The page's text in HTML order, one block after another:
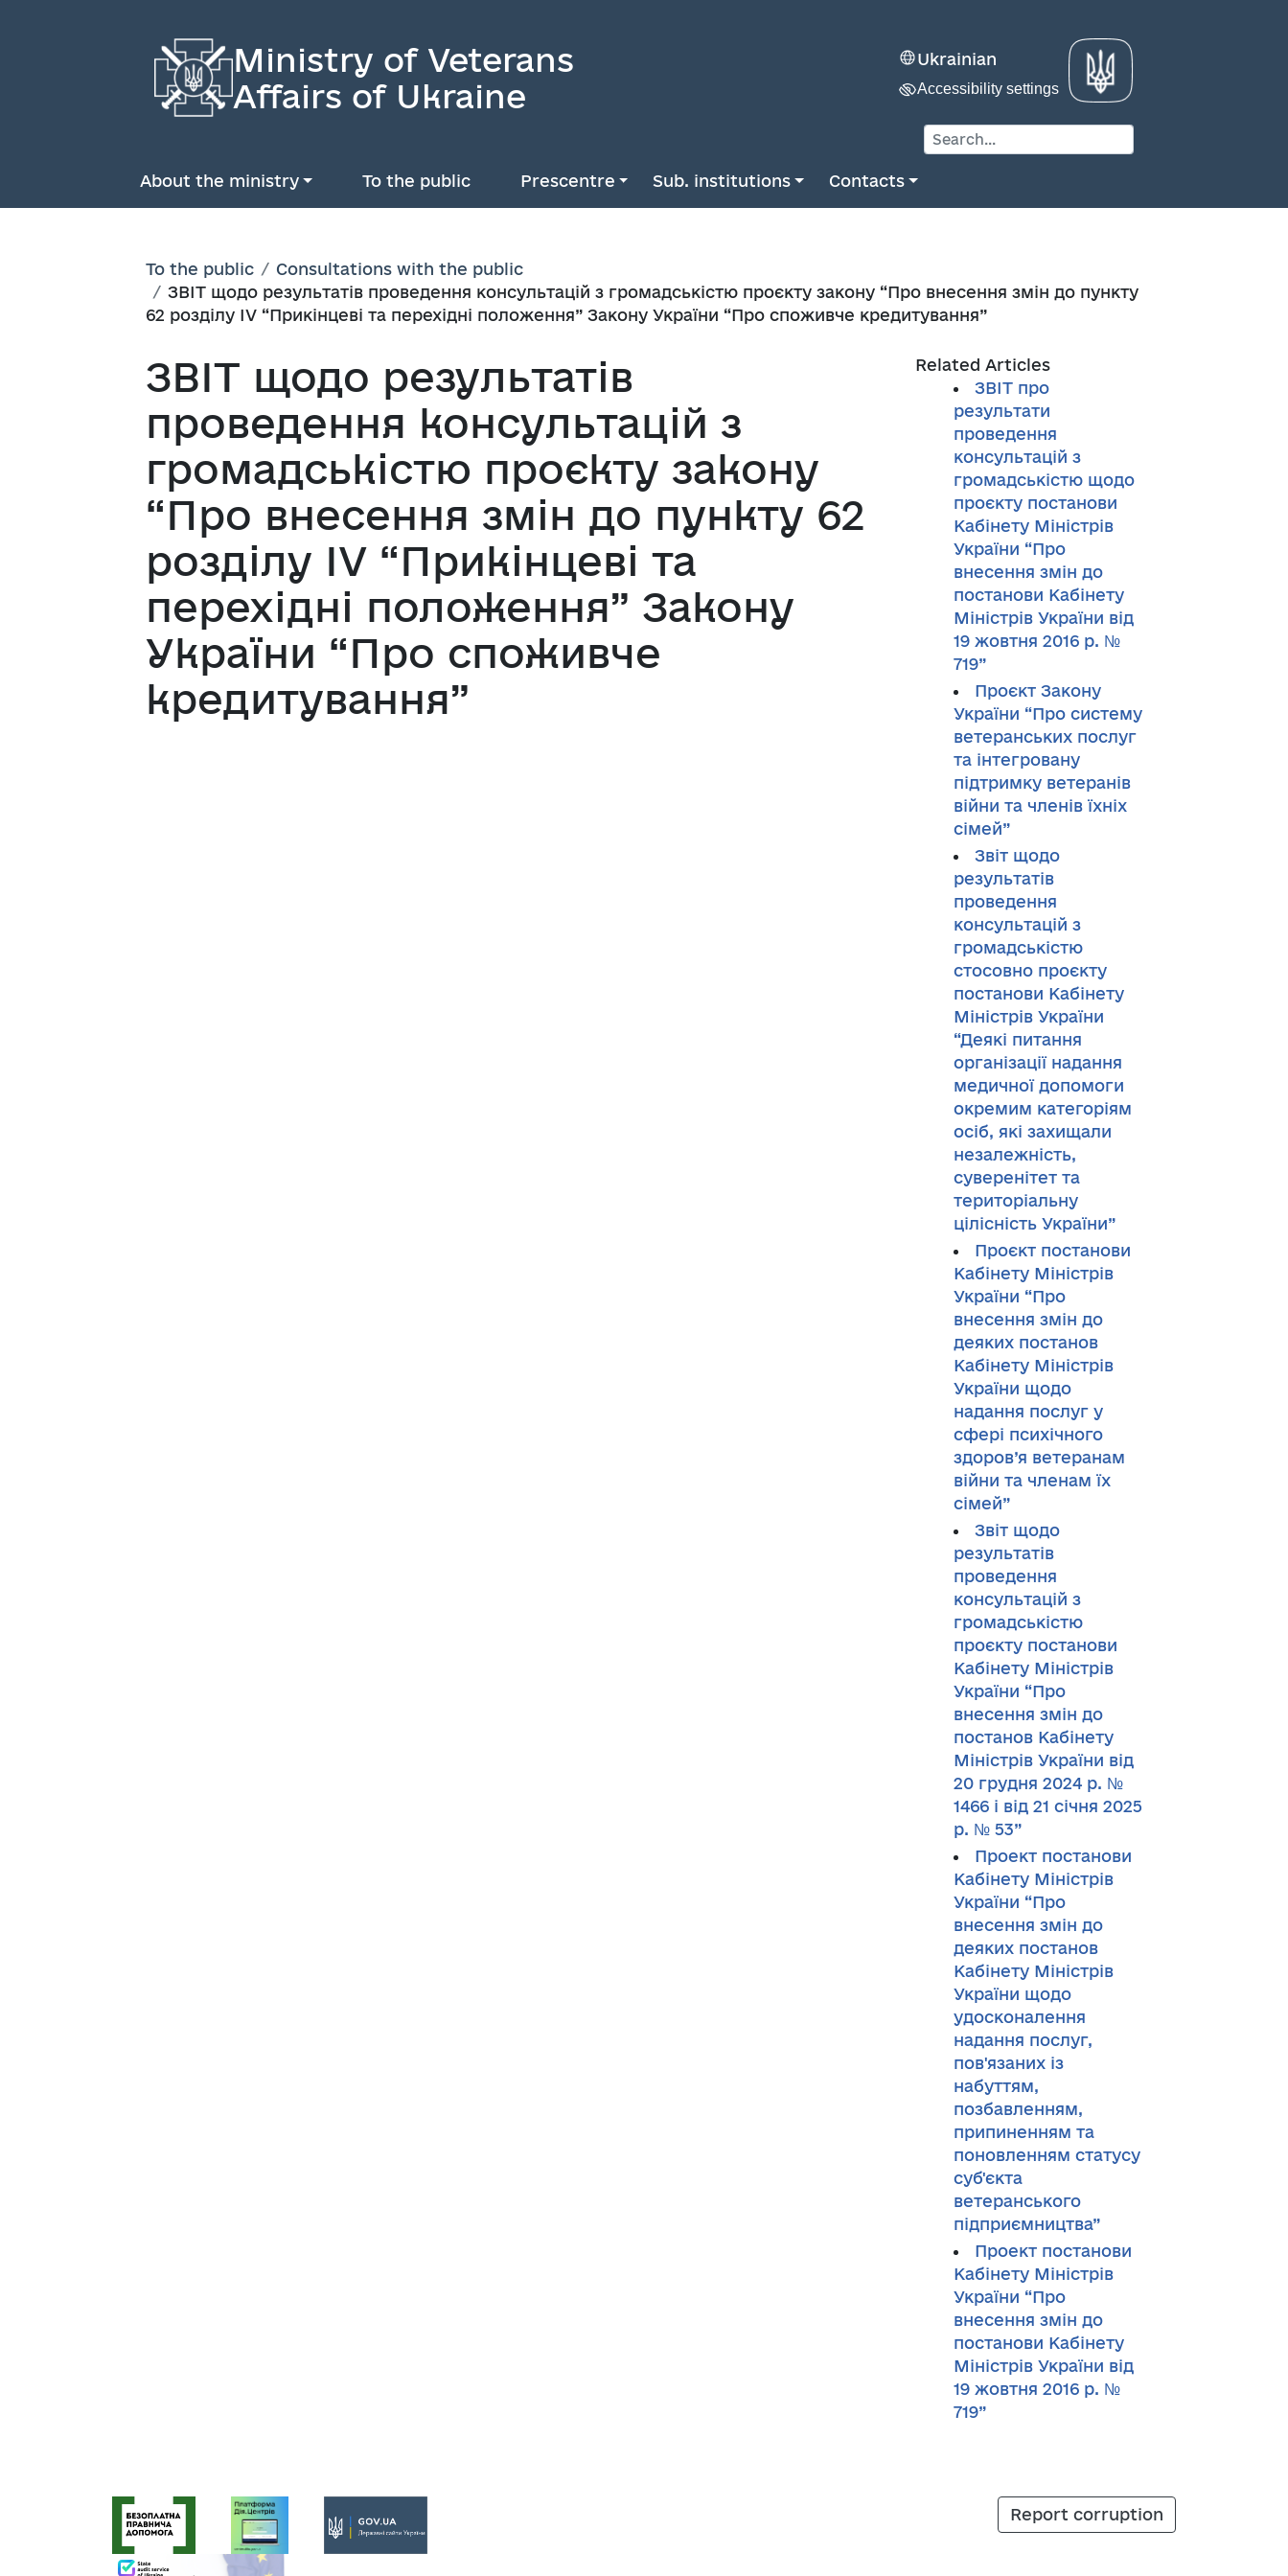
Ministry of Veterans
Affairs of Ukraine
Ukrainian
Accessibility settings
About the ministry To the public Prescentre Sub. institutions Contacts
To the public
Consultations with the public
ЗВІТ щодо результатів проведення консультацій з громадськістю проєкту закону “Про внесення змін до пункту
62 розділу IV “Прикінцеві та перехідні положення” Закону України “Про споживче кредитування”
ЗВІТ щодо результатів
проведення консультацій з
громадськістю проєкту закону
“Про внесення змін до пункту 62
розділу IV “Прикінцеві та
перехідні положення” Закону
України “Про споживче
кредитування”
Related Articles
ЗВІТ про
результати
проведення
консультацій з
громадськістю щодо
проєкту постанови
Кабінету Міністрів
України “Про
внесення змін до
постанови Кабінету
Міністрів України від
19 жовтня 2016 р. №
719”
Проєкт Закону
України “Про систему
ветеранських послуг
та інтегровану
підтримку ветеранів
війни та членів їхніх
сімей”
Звіт щодо
результатів
проведення
консультацій з
громадськістю
стосовно проєкту
постанови Кабінету
Міністрів України
“Деякі питання
організації надання
медичної допомоги
окремим категоріям
осіб, які захищали
незалежність,
суверенітет та
територіальну
цілісність України”
Проєкт постанови
Кабінету Міністрів
України “Про
внесення змін до
деяких постанов
Кабінету Міністрів
України щодо
надання послуг у
сфері психічного
здоров’я ветеранам
війни та членам їх
сімей”
Звіт щодо
результатів
проведення
консультацій з
громадськістю
проєкту постанови
Кабінету Міністрів
України “Про
внесення змін до
постанов Кабінету
Міністрів України від
20 грудня 2024 р. №
1466 і від 21 січня 2025
р. № 53”
Проект постанови
Кабінету Міністрів
України “Про
внесення змін до
деяких постанов
Кабінету Міністрів
України щодо
удосконалення
надання послуг,
пов'язаних із
набуттям,
позбавленням,
припиненням та
поновленням статусу
суб'єкта
ветеранського
підприємництва”
Проект постанови
Кабінету Міністрів
України “Про
внесення змін до
постанови Кабінету
Міністрів України від
19 жовтня 2016 р. №
719”
Report corruption